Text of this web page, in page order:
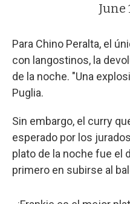
June
Para Chino Peralta, el
con langostinos, la
de la noche. "Una
Puglia.
Sin embargo, el curry
esperado por los
plato de la noche fue el
primero en subirse al